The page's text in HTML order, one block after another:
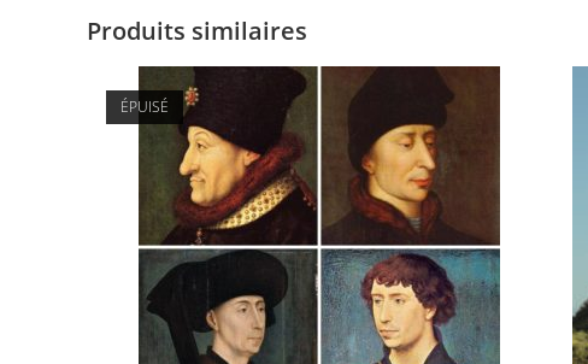
Produits similaires
ÉPUISÉ